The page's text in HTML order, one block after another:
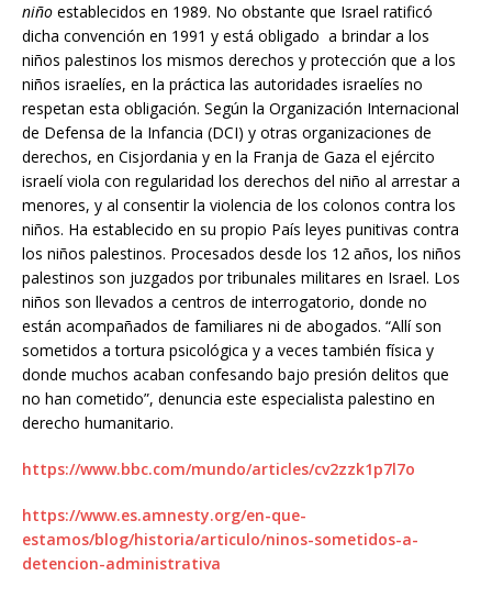
niño establecidos en 1989. No obstante que Israel ratificó
dicha convención en 1991 y está obligado a brindar a los
niños palestinos los mismos derechos y protección que a los
niños israelíes, en la práctica las autoridades israelíes no
respetan esta obligación. Según la Organización Internacional
de Defensa de la Infancia (DCI) y otras organizaciones de
derechos, en Cisjordania y en la Franja de Gaza el ejército
israelí viola con regularidad los derechos del niño al arrestar a
menores, y al consentir la violencia de los colonos contra los
niños. Ha establecido en su propio País leyes punitivas contra
los niños palestinos. Procesados desde los 12 años, los niños
palestinos son juzgados por tribunales militares en Israel. Los
niños son llevados a centros de interrogatorio, donde no
están acompañados de familiares ni de abogados. “Allí son
sometidos a tortura psicológica y a veces también física y
donde muchos acaban confesando bajo presión delitos que
no han cometido”, denuncia este especialista palestino en
derecho humanitario.
https://www.bbc.com/mundo/articles/cv2zzk1p7l7o
https://www.es.amnesty.org/en-que-
estamos/blog/historia/articulo/ninos-sometidos-a-
detencion-administrativa